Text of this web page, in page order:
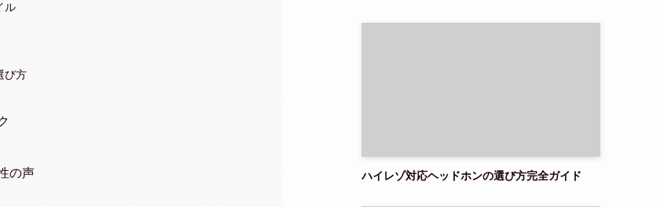
ル
び方
の声
ハイレゾ対応ヘッドホンの選び方完全ガイド